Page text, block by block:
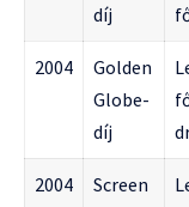
díj
2004
Golden
Globe-
díj
2004
Screen